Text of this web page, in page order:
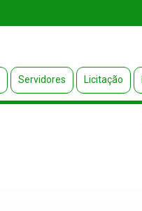
Servidores Licitação